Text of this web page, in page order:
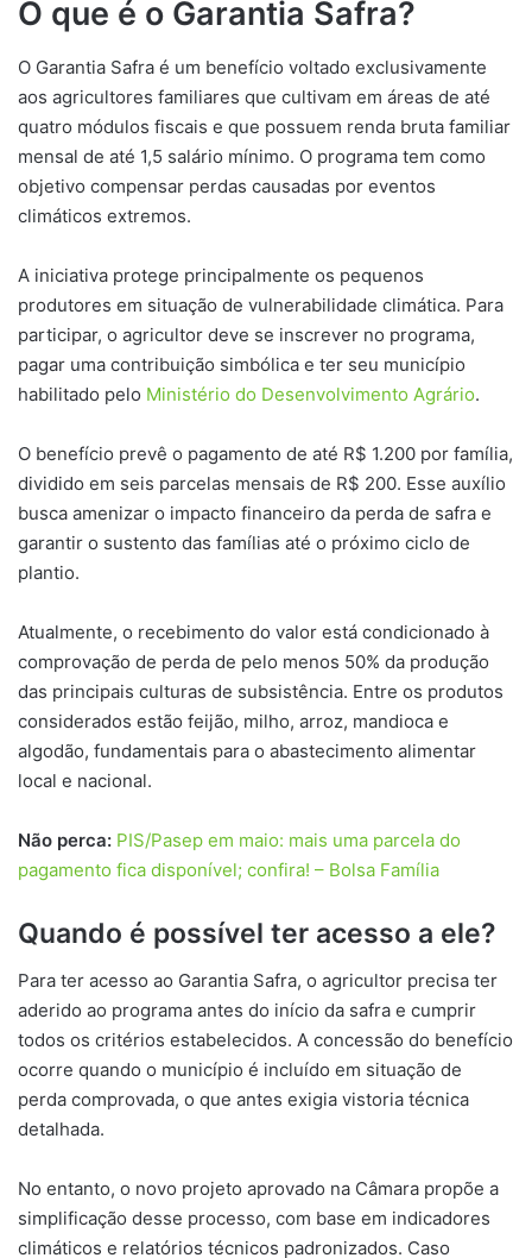
O que é o Garantia Safra?
O Garantia Safra é um benefício voltado exclusivamente
aos agricultores familiares que cultivam em áreas de até
quatro módulos fiscais e que possuem renda bruta familiar
mensal de até 1,5 salário mínimo. O programa tem como
objetivo compensar perdas causadas por eventos
climáticos extremos.
A iniciativa protege principalmente os pequenos
produtores em situação de vulnerabilidade climática. Para
participar, o agricultor deve se inscrever no programa,
pagar uma contribuição simbólica e ter seu município
habilitado pelo Ministério do Desenvolvimento Agrário.
O benefício prevê o pagamento de até R$ 1.200 por família,
dividido em seis parcelas mensais de R$ 200. Esse auxílio
busca amenizar o impacto financeiro da perda de safra e
garantir o sustento das famílias até o próximo ciclo de
plantio.
Atualmente, o recebimento do valor está condicionado à
comprovação de perda de pelo menos 50% da produção
das principais culturas de subsistência. Entre os produtos
considerados estão feijão, milho, arroz, mandioca e
algodão, fundamentais para o abastecimento alimentar
local e nacional.
Não perca: PIS/Pasep em maio: mais uma parcela do
pagamento fica disponível; confira! – Bolsa Família
Quando é possível ter acesso a ele?
Para ter acesso ao Garantia Safra, o agricultor precisa ter
aderido ao programa antes do início da safra e cumprir
todos os critérios estabelecidos. A concessão do benefício
ocorre quando o município é incluído em situação de
perda comprovada, o que antes exigia vistoria técnica
detalhada.
No entanto, o novo projeto aprovado na Câmara propõe a
simplificação desse processo, com base em indicadores
climáticos e relatórios técnicos padronizados. Caso